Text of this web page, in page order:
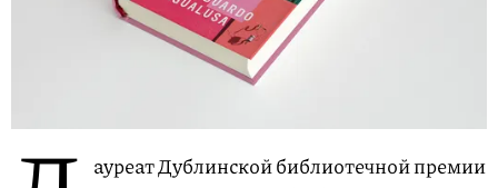
ауреат Дублинской библиотечной премии